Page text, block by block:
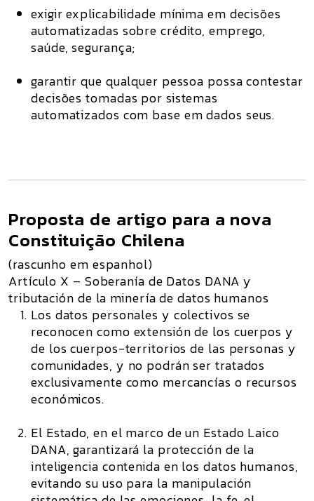
exigir explicabilidade mínima em decisões
automatizadas sobre crédito, emprego,
saúde, segurança;
garantir que qualquer pessoa possa contestar
decisões tomadas por sistemas
automatizados com base em dados seus.
Proposta de artigo para a nova
Constituição Chilena
(rascunho em espanhol)
Artículo X – Soberanía de Datos DANA y
tributación de la minería de datos humanos
Los datos personales y colectivos se
reconocen como extensión de los cuerpos y
de los cuerpos-territorios de las personas y
comunidades, y no podrán ser tratados
exclusivamente como mercancías o recursos
económicos.
El Estado, en el marco de un Estado Laico
DANA, garantizará la protección de la
inteligencia contenida en los datos humanos,
evitando su uso para la manipulación